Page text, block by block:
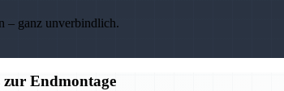
– ganz unverbindlich.
Endmontage